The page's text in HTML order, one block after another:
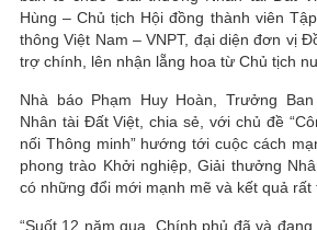
Hùng – Chủ tịch Hội đồng thành viên
thông Việt Nam – VNPT, đại diện đơn vị
trợ chính, lên nhận lẵng hoa từ Chủ tịch
Nhà báo Phạm Huy Hoàn, Trưởng
Nhân tài Đất Việt, chia sẻ, với chủ đề
nối Thông minh” hướng tới cuộc cách
phong trào Khởi nghiệp, Giải thưởng
có những đổi mới mạnh mẽ và kết quả rất
“Suốt 12 năm qua, Chính phủ đã và